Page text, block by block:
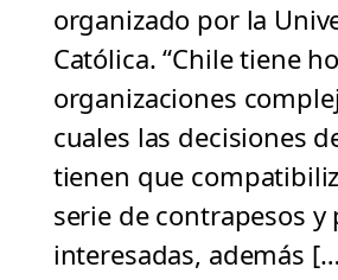
organizado por la
Católica. “Chile tiene
organizaciones
cuales las decisiones
tienen que
serie de contrapesos y
interesadas, además